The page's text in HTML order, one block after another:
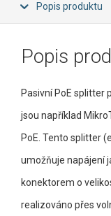
Popis produktu
Popis
Pasivní PoE splitter
jsou například
PoE. Tento splitter
umožňuje napájení
konektorem o
realizováno přes